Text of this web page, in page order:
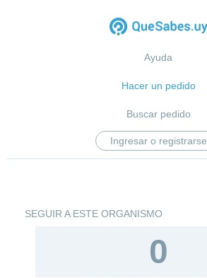
Ayuda
Hacer un pedido
Buscar pedido
Ingresar o registrarse
SEGUIR A ESTE ORGANISMO
0